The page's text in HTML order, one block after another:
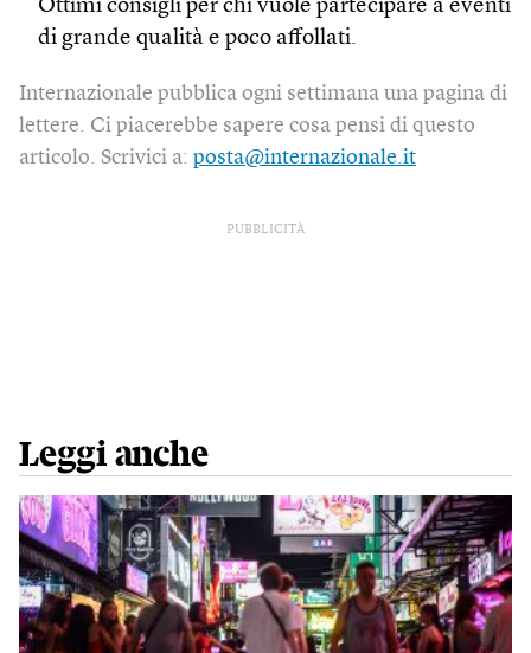
Ottimi consigli per chi vuole partecipare a eventi
di grande qualità e poco affollati.
Internazionale pubblica ogni settimana una pagina di
lettere. Ci piacerebbe sapere cosa pensi di questo
articolo. Scrivici a: posta@internazionale.it
PUBBLICITÀ
Leggi anche